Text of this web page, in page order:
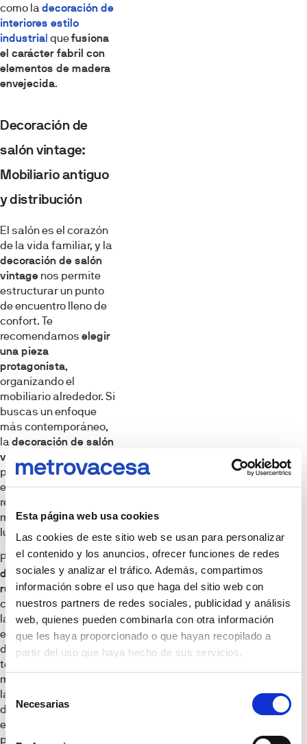
Esta página web usa cookies
Las cookies de este sitio web se usan para personalizar
el contenido y los anuncios, ofrecer funciones de redes
sociales y analizar el tráfico. Además, compartimos
información sobre el uso que haga del sitio web con
nuestros partners de redes sociales, publicidad y análisis
web, quienes pueden combinarla con otra información
que les haya proporcionado o que hayan recopilado a
partir del uso que haya hecho de sus servicios.
Selección
de
consentimiento
Necesarias
como la decoración de
interiores estilo
industrial quefusiona
el carácter fabril con
elementos de madera
envejecida.
Decoración de
salón vintage:
Mobiliario antiguo
y distribución
El salón es el corazón
de la vida familiar, y la
decoración de salón
vintage nos permite
estructurar un punto
de encuentro lleno de
confort. Te
recomendamos elegir
una pieza
protagonista,
organizando el
mobiliario alrededor. Si
buscas un enfoque
más contemporáneo,
la decoración de salón
vintage y moderna
propone emparejar
estas joyas
restauradas con
mesas de metal fino y
luminarias LED.
Por otro lado, la
decoración de salón
rústico y vintage
combina la robustez de
las vigas de madera
expuestas con la
delicadeza de los
textiles de lino y
madera decapada. En
la
del salón, lo primordial
es garantizar zonas de
paso despejadas y